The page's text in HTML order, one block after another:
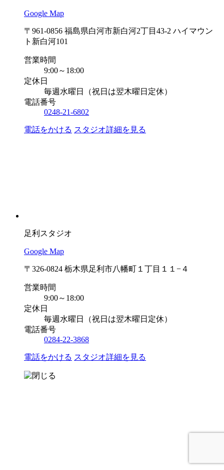
Google Map
〒961-0856 福島県白河市新白河2丁目43-2 ハイマウン
ト新白河101
営業時間
9:00～18:00
定休日
毎週水曜日（祝日は翌木曜日定休）
電話番号
0248-21-6802
電話をかける スタジオ詳細を見る
足利スタジオ
Google Map
〒326-0824 栃木県足利市八幡町１丁目１１−４
営業時間
9:00～18:00
定休日
毎週水曜日（祝日は翌木曜日定休）
電話番号
0284-22-3868
電話をかける スタジオ詳細を見る